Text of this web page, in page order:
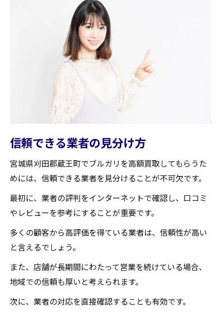
信頼できる業者の見分け方
宮城県刈田郡蔵王町でブルガリを高額買取してもらうた
めには、信頼できる業者を見分けることが不可欠です。
最初に、業者の評判をインターネットで確認し、口コミ
やレビューを参考にすることが重要です。
多くの顧客から高評価を得ている業者は、信頼性が高い
と言えるでしょう。
また、店舗が長期間にわたって営業を続けている場合、
地域での信頼も厚いと考えられます。
次に、業者の対応を直接確認することも有効です。